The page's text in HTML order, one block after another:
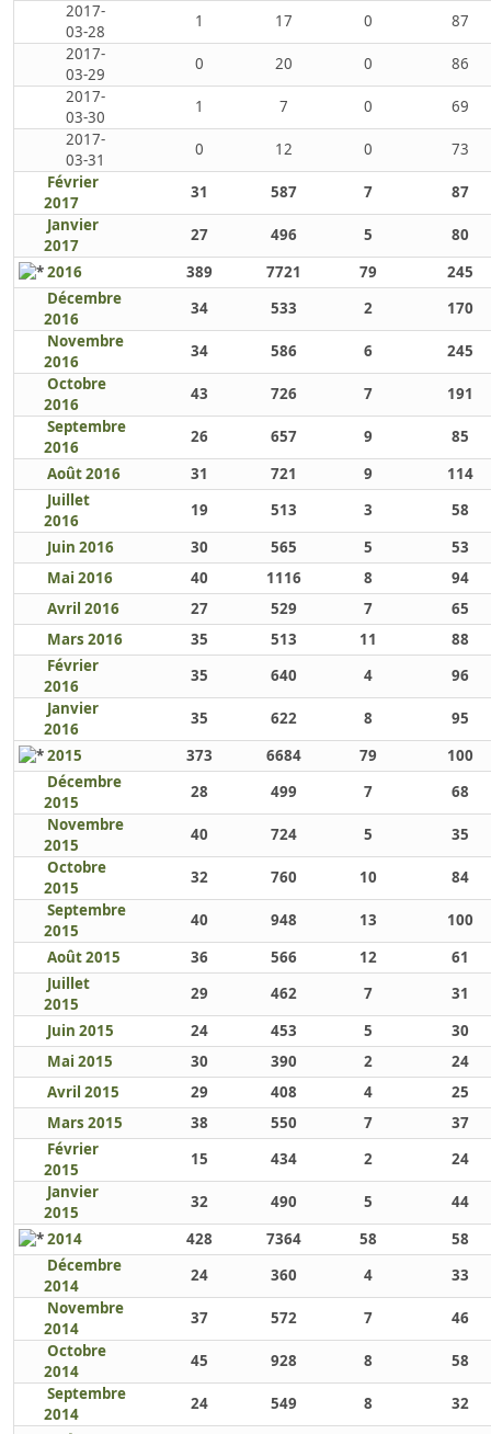
2017-
03-28
1 17 0
87
2017-
03-29
0 20 0
86
2017-
03-30
1 7 0
69
2017-
03-31
0 12 0
73
Février
2017
31 587 7
87
Janvier
2017
27 496 5
80
2016
389 7721 79
245
Décembre
2016
34 533 2
170
Novembre
2016
34 586 6
245
Octobre
2016
43 726 7
191
Septembre
2016
26 657 9
85
Août 2016
31 721 9
114
Juillet
2016
19 513 3
58
Juin 2016
30 565 5
53
Mai 2016
40 1116 8
94
Avril 2016
27 529 7
65
Mars 2016
35 513 11
88
Février
2016
35 640 4
96
Janvier
2016
35 622 8
95
2015
373 6684 79
100
Décembre
2015
28 499 7
68
Novembre
2015
40 724 5
35
Octobre
2015
32 760 10
84
Septembre
2015
40 948 13
100
Août 2015
36 566 12
61
Juillet
2015
29 462 7
31
Juin 2015
24 453 5
30
Mai 2015
30 390 2
24
Avril 2015
29 408 4
25
Mars 2015
38 550 7
37
Février
2015
15 434 2
24
Janvier
2015
32 490 5
44
2014
428 7364 58
58
Décembre
2014
24 360 4
33
Novembre
2014
37 572 7
46
Octobre
2014
45 928 8
58
Septembre
2014
24 549 8
32